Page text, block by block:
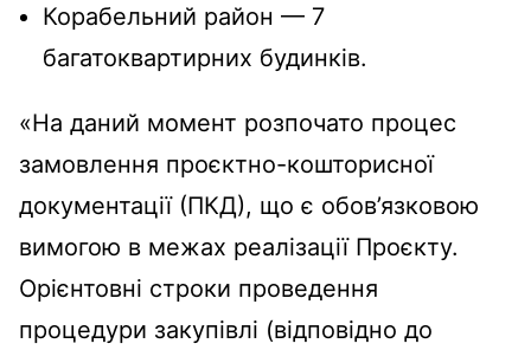
Корабельний район — 7
багатоквартирних будинків.
«На даний момент розпочато процес
замовлення проєктно-кошторисної
документації (ПКД), що є обов’язковою
вимогою в межах реалізації Проєкту.
Орієнтовні строки проведення
процедури закупівлі (відповідно до